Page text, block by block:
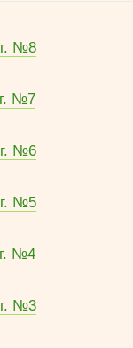
№8
№7
№6
№5
№4
№3